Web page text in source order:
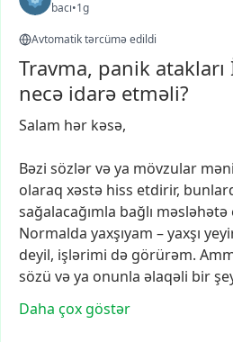
bacı•1g
Avtomatik tərcümə edildi
Travma, panik
necə idarə etməli?
Salam hər kəsə,
Bəzi sözlərvəya mövzular məni
olaraq xəstə hiss etdirir,
sağalacağımla bağlı məsləhətə
Normalda yaxşıyam –yaxşı
deyil, işlərimi də görürəm.
sözü vəya onunla əlaqəli bir
Daha çox göstər